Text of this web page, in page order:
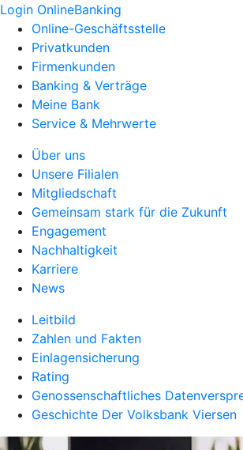
Login OnlineBanking
Online-Geschäftsstelle
Privatkunden
Firmenkunden
Banking & Verträge
Meine Bank
Service & Mehrwerte
Über uns
Unsere Filialen
Mitgliedschaft
Gemeinsam stark für die Zukunft
Engagement
Nachhaltigkeit
Karriere
News
Leitbild
Zahlen und Fakten
Einlagensicherung
Rating
Genossenschaftliches
Geschichte Der Volksbank Viersen